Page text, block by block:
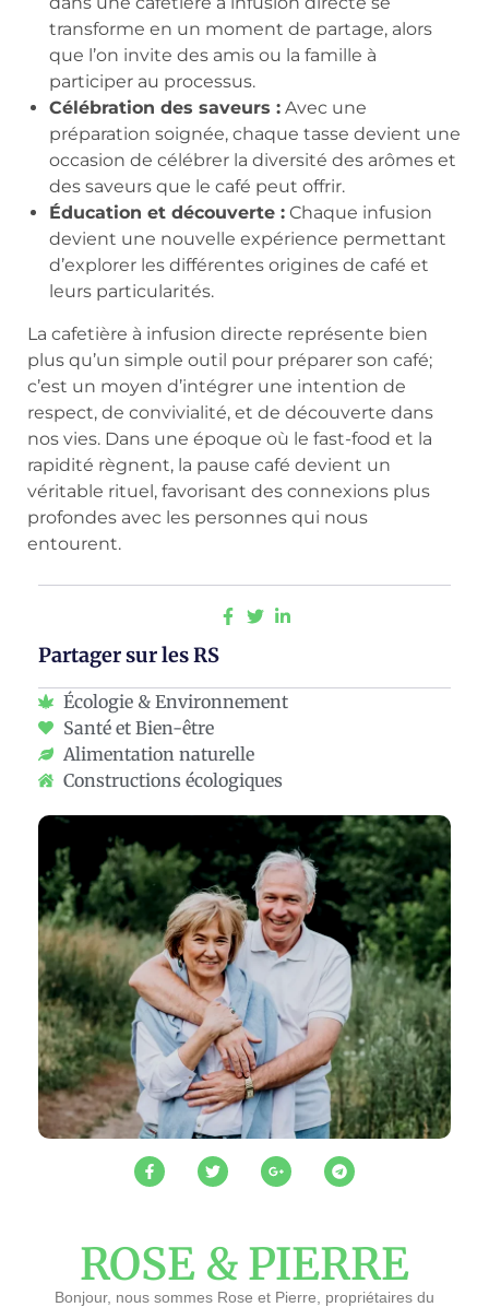
transforme en un moment de partage, alors
que l’on invite des amis ou la famille à
participer au processus.
Célébration des saveurs : Avec une
préparation soignée, chaque tasse devient une
occasion de célébrer la diversité des arômes et
des saveurs que le café peut offrir.
Éducation et découverte : Chaque infusion
devient une nouvelle expérience permettant
d’explorer les différentes origines de café et
leurs particularités.
La cafetière à infusion directe représente bien
plus qu’un simple outil pour préparer son café;
c’est un moyen d’intégrer une intention de
respect, de convivialité, et de découverte dans
nos vies. Dans une époque où le fast-food et la
rapidité règnent, la pause café devient un
véritable rituel, favorisant des connexions plus
profondes avec les personnes qui nous
entourent.
Partager sur les RS
Écologie & Environnement
Santé et Bien-être
Alimentation naturelle
Constructions écologiques
ROSE & PIERRE
Bonjour, nous sommes Rose et Pierre, propriétaires du